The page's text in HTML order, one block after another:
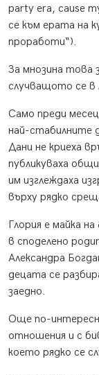
party era, cause
се към ерата на
проработи“).
За мнозина това
случващото се в
Само преди
най-стабилните
Дани не криеха
публикуваха
им изглеждаха
върху рядко
Глория е майка
в споделено
Александра
децата се
заедно.
Още по-
отношения и с
което рядко се